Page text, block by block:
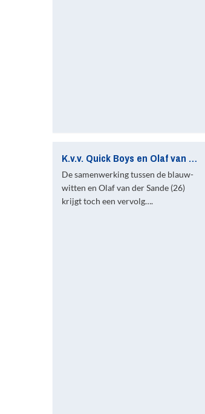
K.v.v. Quick Boys en Olaf van der Sande vinden elkaar alsnog
De samenwerking tussen de blauw-
witten en Olaf van der Sande (26)
krijgt toch een vervolg….